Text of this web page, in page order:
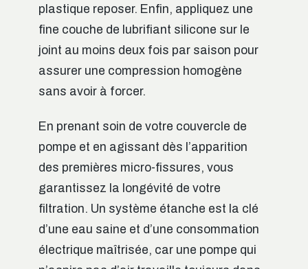
plastique reposer. Enfin, appliquez une
fine couche de lubrifiant silicone sur le
joint au moins deux fois par saison pour
assurer une compression homogène
sans avoir à forcer.
En prenant soin de votre couvercle de
pompe et en agissant dès l’apparition
des premières micro-fissures, vous
garantissez la longévité de votre
filtration. Un système étanche est la clé
d’une eau saine et d’une consommation
électrique maîtrisée, car une pompe qui